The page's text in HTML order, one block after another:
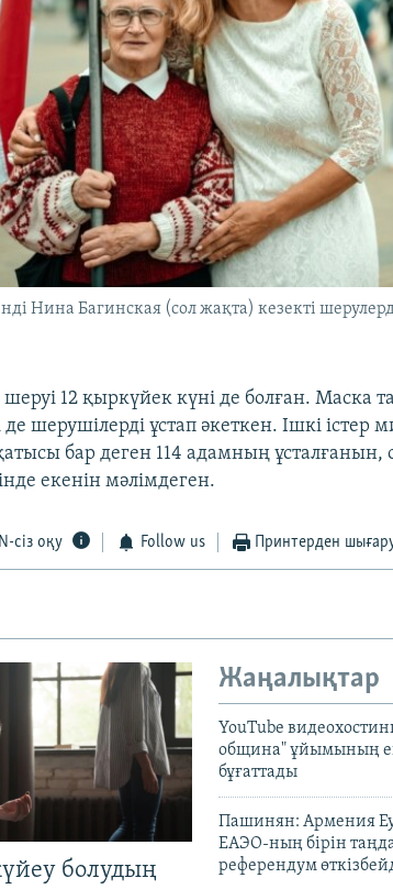
Нина Багинская (сол жақта) кезекті
12 қыркүйек күні де болған. Маска
шерушілерді ұстап әкеткен. Ішкі істер
бар деген 114 адамның ұсталғанын,
екенін мәлімдеген.
сіз оқу Follow us Принтерден
болудың
Жаңалықтар
YouTube
община" ұйымының
бұғаттады
Пашинян: Армения
ЕАЭО-ның бірін
референдум